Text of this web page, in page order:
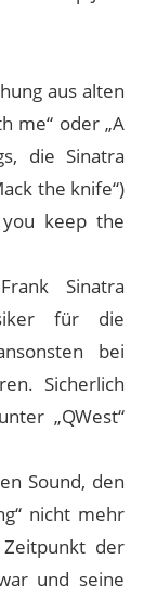
aus alten
me“ oder „A
die Sinatra
the knife“)
keep the
Sinatra
für die
bei
Sicherlich
„QWest“
Sound, den
nicht mehr
der
und seine